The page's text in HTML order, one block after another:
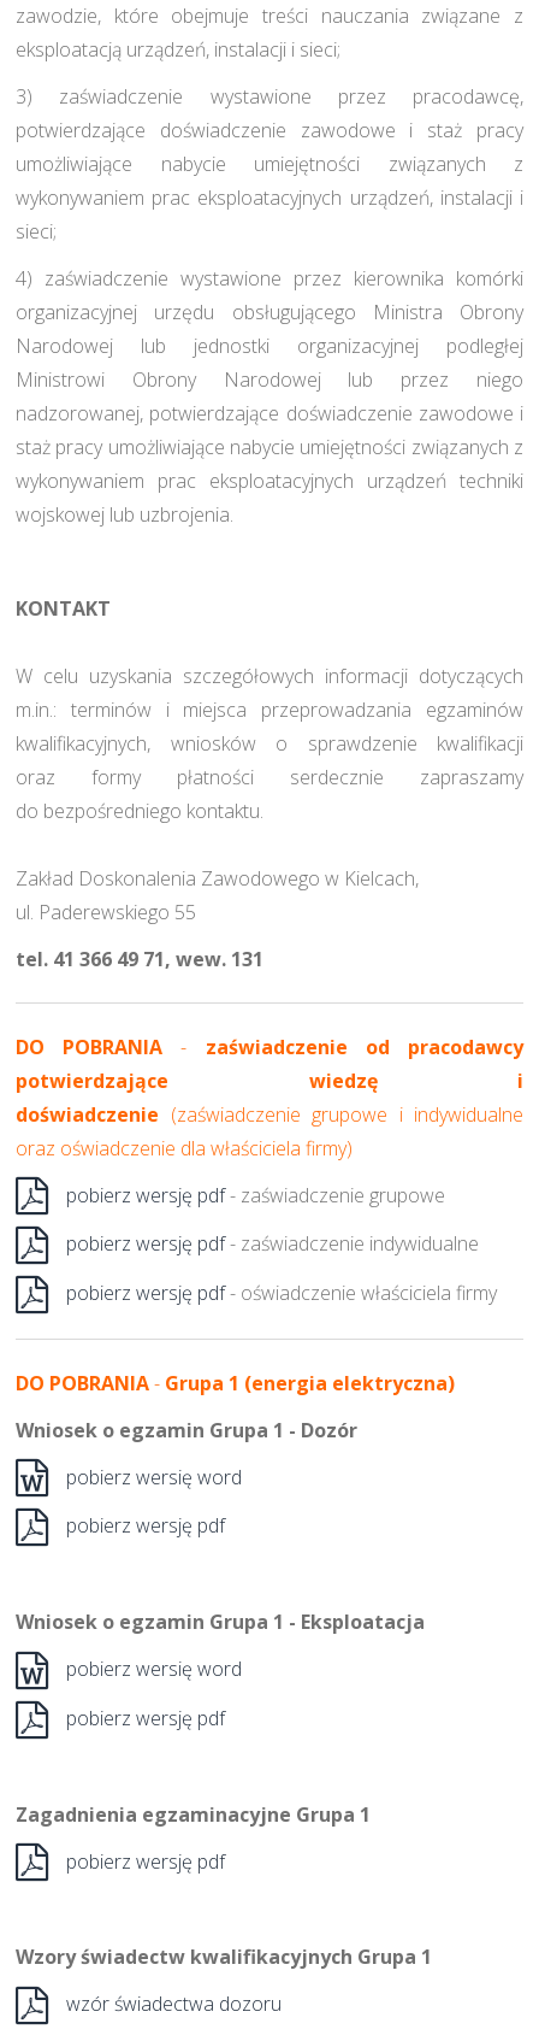
zawodzie, które obejmuje treści nauczania związane z
eksploatacją urządzeń, instalacji i sieci;
3) zaświadczenie wystawione przez pracodawcę,
potwierdzające doświadczenie zawodowe i staż pracy
umożliwiające nabycie umiejętności związanych z
wykonywaniem prac eksploatacyjnych urządzeń, instalacji i
sieci;
4) zaświadczenie wystawione przez kierownika komórki
organizacyjnej urzędu obsługującego Ministra Obrony
Narodowej lub jednostki organizacyjnej podległej
Ministrowi Obrony Narodowej lub przez niego
nadzorowanej, potwierdzające doświadczenie zawodowe i
staż pracy umożliwiające nabycie umiejętności związanych z
wykonywaniem prac eksploatacyjnych urządzeń techniki
wojskowej lub uzbrojenia.
KONTAKT
W celu uzyskania szczegółowych informacji dotyczących
m.in.: terminów i miejsca przeprowadzania egzaminów
kwalifikacyjnych, wniosków o sprawdzenie kwalifikacji
oraz formy płatności serdecznie zapraszamy
do bezpośredniego kontaktu.
Zakład Doskonalenia Zawodowego w Kielcach,
ul. Paderewskiego 55
tel. 41 366 49 71, wew. 131
DO POBRANIA - zaświadczenie od pracodawcy
potwierdzające wiedzę i
doświadczenie (zaświadczenie grupowe i indywidualne
oraz oświadczenie dla właściciela firmy)
pobierz wersję pdf- zaświadczenie grupowe
pobierz wersję pdf- zaświadczenie indywidualne
pobierz wersję pdf- oświadczenie właściciela firmy
DO POBRANIA- Grupa 1 (energia elektryczna)
Wniosek o egzamin Grupa 1 - Dozór
pobierz wersię word
pobierz wersję pdf
Wniosek o egzamin Grupa 1 - Eksploatacja
pobierz wersię word
pobierz wersję pdf
Zagadnienia egzaminacyjne Grupa 1
pobierz wersję pdf
Wzory świadectw kwalifikacyjnych Grupa 1
wzór świadectwa dozoru